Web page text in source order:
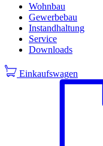
Wohnbau
Gewerbebau
Instandhaltung
Service
Downloads
Einkaufswagen